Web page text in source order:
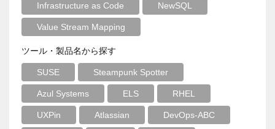
Infrastructure as Code NewSQL
Value Stream Mapping
ツール・製品名から探す
SUSE Steampunk Spotter
Azul Systems ELS RHEL
UXPin Atlassian DevOps-ABC